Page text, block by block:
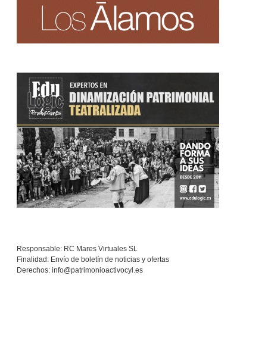
Responsable: RC Mares Virtuales SL
Finalidad: Envío de boletín de noticias y ofertas
Derechos: info@patrimonioactivocyl.es